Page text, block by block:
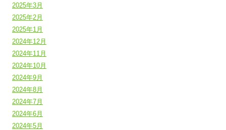
2025年3月
2025年2月
2025年1月
2024年12月
2024年11月
2024年10月
2024年9月
2024年8月
2024年7月
2024年6月
2024年5月